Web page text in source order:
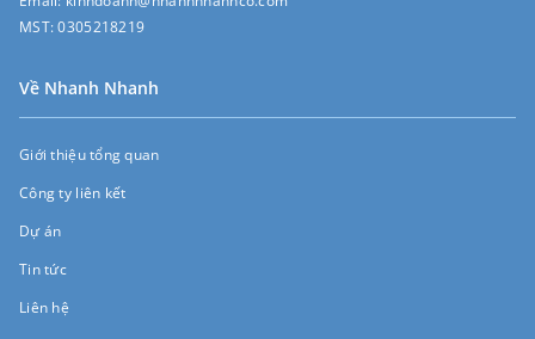
MST:0305218219
Về Nhanh Nhanh
Giới thiệu tổng quan
Công ty liên kết
Dự án
Tin tức
Liên hệ